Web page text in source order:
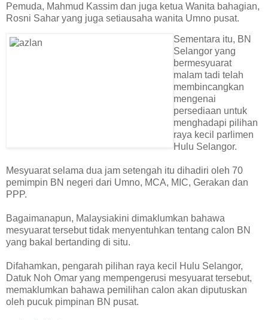
Pemuda, Mahmud Kassim dan juga ketua Wanita bahagian,
Rosni Sahar yang juga setiausaha wanita Umno pusat.
Sementara itu, BN
Selangor yang
bermesyuarat
malam tadi telah
membincangkan
mengenai
persediaan untuk
menghadapi pilihan
raya kecil parlimen
Hulu Selangor.
Mesyuarat selama dua jam setengah itu dihadiri oleh 70
pemimpin BN negeri dari Umno, MCA, MIC, Gerakan dan
PPP.
Bagaimanapun, Malaysiakini dimaklumkan bahawa
mesyuarat tersebut tidak menyentuhkan tentang calon BN
yang bakal bertanding di situ.
Difahamkan, pengarah pilihan raya kecil Hulu Selangor,
Datuk Noh Omar yang mempengerusi mesyuarat tersebut,
memaklumkan bahawa pemilihan calon akan diputuskan
oleh pucuk pimpinan BN pusat.